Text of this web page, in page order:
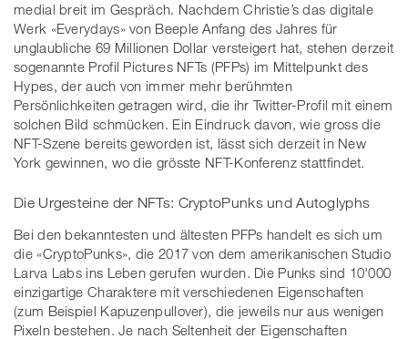
medial breit im Gespräch. Nachdem Christie’s das digitale
Werk «Everydays» von Beeple Anfang des Jahres für
unglaubliche 69 Millionen Dollar versteigert hat, stehen derzeit
sogenannte Profil Pictures NFTs (PFPs) im Mittelpunkt des
Hypes, der auch von immer mehr berühmten
Persönlichkeiten getragen wird, die ihr Twitter-Profil mit einem
solchen Bild schmücken. Ein Eindruck davon, wie gross die
NFT-Szene bereits geworden ist, lässt sich derzeit in New
York gewinnen, wo die grösste NFT-Konferenz stattfindet.
Die Urgesteine der NFTs: CryptoPunks und Autoglyphs
Bei den bekanntesten und ältesten PFPs handelt es sich um
die «CryptoPunks», die 2017 von dem amerikanischen Studio
Larva Labs ins Leben gerufen wurden. Die Punks sind 10'000
einzigartige Charaktere mit verschiedenen Eigenschaften
(zum Beispiel Kapuzenpullover), die jeweils nur aus wenigen
Pixeln bestehen. Je nach Seltenheit der Eigenschaften